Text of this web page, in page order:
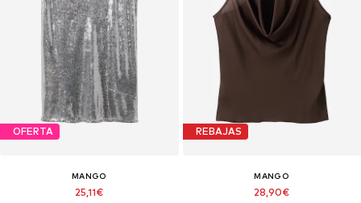
OFERTA
MANGO
25,11€
REBAJAS
MANGO
28,90€